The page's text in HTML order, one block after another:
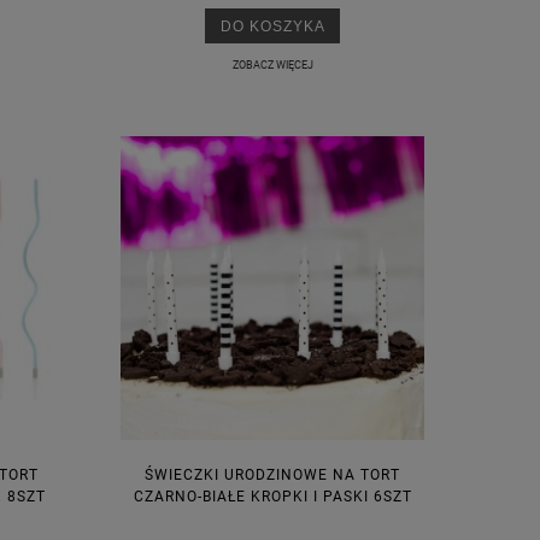
DO KOSZYKA
ZOBACZ WIĘCEJ
8SZT
ŚWIECZKI URODZINOWE NA TORT
CZARNO-BIAŁE KROPKI I PASKI 6SZT